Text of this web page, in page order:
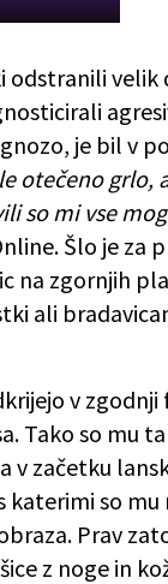
odstranili
je bil v
otečeno grlo,
so mi vse
Šlo je za
na zgornjih
ali
v
Tako so mu
v začetku
katerimi so
Prav
z noge in